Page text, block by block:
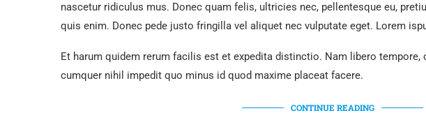
nascetur ridiculus mus. Donec quam felis, ultricies nec, pellentesque eu,
quis enim. Donec pede justo fringilla vel aliquet nec vulputate eget. Lorem
Et harum quidem rerum facilis est et expedita distinctio. Nam libero
cumquer nihil impedit quo minus id quod maxime placeat facere.
CONTINUE READING